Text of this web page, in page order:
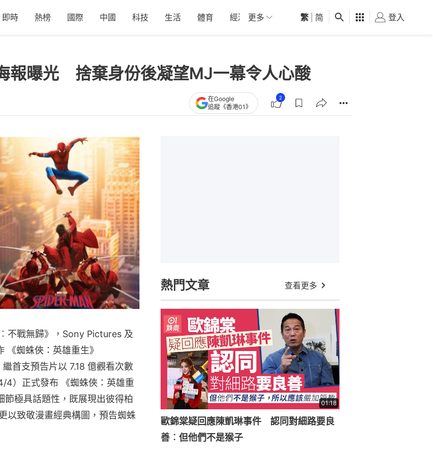
即時 熱榜 國際 中國 科技 生活 體育 經濟 01深圳 觀點 健康 好食玩飛
更多 繁 简 登入
報曝光 捨棄身份後凝望MJ一幕令人心酸
在Google
追蹤《香港01》
2
不戰無歸》，Sony Pictures 及
蜘蛛俠：英雄重生》
首支預告片以 7.18 億觀看次數
4）正式發布 《蜘蛛俠：英雄重
節極具話題性，既展現出彼得柏
以致敬漫畫經典構圖，預告蜘蛛
熱門文章 查看更多
01:18
歐錦棠疑回應陳凱琳事件 認同對細路要良
善︰但他們不是猴子